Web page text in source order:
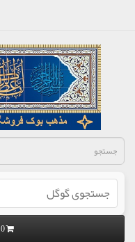
0 محصول - 0 تومان